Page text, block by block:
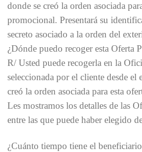
donde se creó la orden asociada
promocional. Presentará su
secreto asociado a la orden del
¿Dónde puedo recoger esta Oferta
R/ Usted puede recogerla en la
seleccionada por el cliente desde el
creó la orden asociada para esta
Les mostramos los detalles de las
entre las que puede haber elegido
¿Cuánto tiempo tiene el